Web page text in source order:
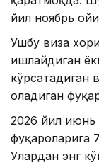
йил ноябрь
Ушбу виза
ишлайдиган
кўрсатадиган
оладиган
2026 йил июнь
фуқароларига
Улардан энг